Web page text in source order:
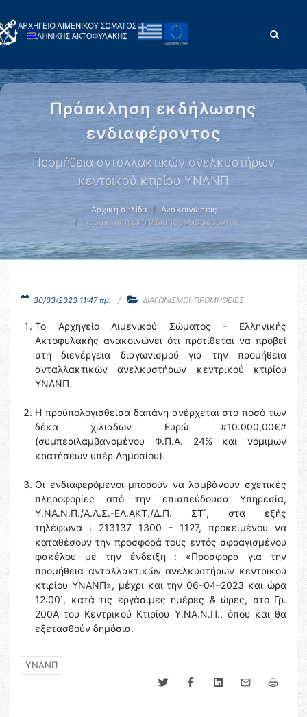
Πρόσκληση εκδήλωσης
ενδιαφέροντος
Προμήθεια ανταλλακτικών ανελκυστήρων
κεντρικού κτιρίου ΥΝΑΝΠ
Αρχική σελίδα
Ανακοινώσεις
Πρόσκληση εκδήλωσης ενδιαφέροντος
30/03/2023 11:47 πμ. ΔΙΑΓΩΝΙΣΜΟΙ-ΠΡΟΜΗΘΕΙΕΣ
Το Αρχηγείο Λιμενικού Σώματος - Ελληνικής
Ακτοφυλακής ανακοινώνει ότι προτίθεται να προβεί
στη διενέργεια διαγωνισμού για την προμήθεια
ανταλλακτικών ανελκυστήρων κεντρικού κτιρίου
ΥΝΑΝΠ.
Η προϋπολογισθείσα δαπάνη ανέρχεται στο ποσό των
δέκα χιλιάδων Ευρώ #10.000,00€#
(συμπεριλαμβανομένου Φ.Π.Α. 24% και νόμιμων
κρατήσεων υπέρ Δημοσίου).
Οι ενδιαφερόμενοι μπορούν να λαμβάνουν σχετικές
πληροφορίες από την επισπεύδουσα Υπηρεσία,
Υ.ΝΑ.Ν.Π./Α.Λ.Σ.-ΕΛ.ΑΚΤ./Δ.Π. ΣΤ΄, στα εξής
τηλέφωνα : 213137 1300 - 1127, προκειμένου να
καταθέσουν την προσφορά τους εντός σφραγισμένου
φακέλου με την ένδειξη : «Προσφορά για την
προμήθεια ανταλλακτικών ανελκυστήρων κεντρικού
κτιρίου ΥΝΑΝΠ», μέχρι και την 06–04–2023 και ώρα
12:00΄, κατά τις εργάσιμες ημέρες & ώρες, στο Γρ.
200Α του Κεντρικού Κτιρίου Υ.ΝΑ.Ν.Π., όπου και θα
εξετασθούν δημόσια.
ΥΝΑΝΠ